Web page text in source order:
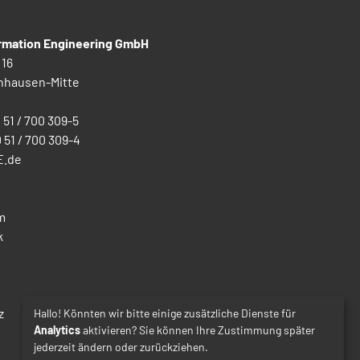
Engineering GmbH
Mitte
51 / 700 309-5
51 / 700 309-4
Hallo! Könnten wir bitte einige zusätzliche Dienste für
Analyticsaktivieren? Sie können Ihre Zustimmung später
jederzeit ändern oder zurückziehen.